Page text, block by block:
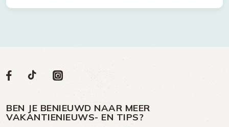
Volg
op
Social
Volg
op
Facebook
Volg
op
TikTok
Volg
op
Instagram
BEN JE BENIEUWD NAAR MEER
VAKANTIENIEUWS- EN TIPS?